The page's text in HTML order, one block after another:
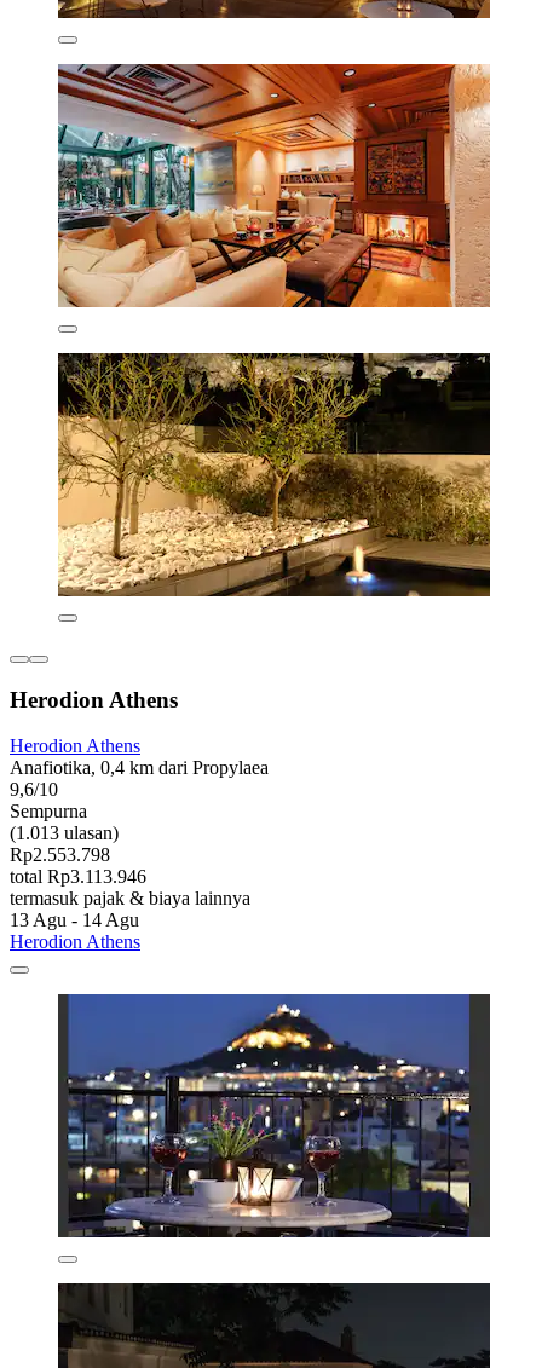
Herodion Athens
Herodion Athens
Anafiotika, 0,4 km dari Propylaea
9,6/10
Sempurna
(1.013 ulasan)
Rp2.553.798
total Rp3.113.946
termasuk pajak & biaya lainnya
13 Agu - 14 Agu
Herodion Athens